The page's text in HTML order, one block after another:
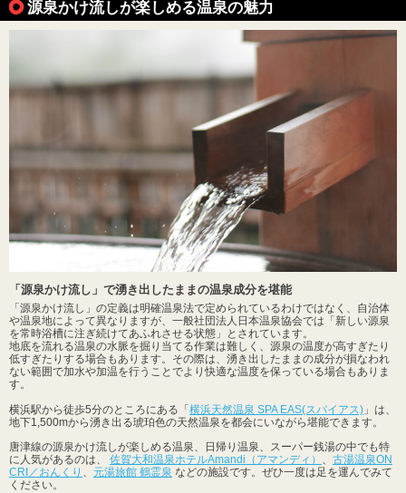
源泉かけ流しが楽しめる温泉の魅力
「源泉かけ流し」で湧き出したままの温泉成分を堪能
「源泉かけ流し」の定義は明確温泉法で定められているわけではなく、自治体
や温泉地によって異なりますが、一般社団法人日本温泉協会では「新しい源泉
を常時浴槽に注ぎ続けてあふれさせる状態」とされています。
地底を流れる温泉の水脈を掘り当てる作業は難しく、源泉の温度が高すぎたり
低すぎたりする場合もあります。その際は、湧き出したままの成分が損なわれ
ない範囲で加水や加温を行うことでより快適な温度を保っている場合もありま
す。
横浜駅から徒歩5分のところにある「 横浜天然温泉 SPA EAS(スパイアス) 」は、
地下1,500mから湧き出る琥珀色の天然温泉を都会にいながら堪能できます。
唐津線の源泉かけ流しが楽しめる温泉、日帰り温泉、スーパー銭湯の中でも特
に人気があるのは、 佐賀大和温泉ホテルAmandi（アマンディ） 、 古湯温泉ON
CRI／おんくり 、 元湯旅館 鶴霊泉 などの施設です。ぜひ一度は足を運んでみて
ください。